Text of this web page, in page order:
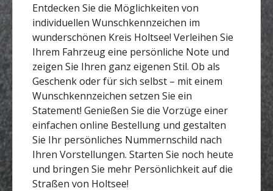
Entdecken Sie die Möglichkeiten von
individuellen Wunschkennzeichen im
wunderschönen Kreis Holtsee! Verleihen Sie
Ihrem Fahrzeug eine persönliche Note und
zeigen Sie Ihren ganz eigenen Stil. Ob als
Geschenk oder für sich selbst – mit einem
Wunschkennzeichen setzen Sie ein
Statement! Genießen Sie die Vorzüge einer
einfachen online Bestellung und gestalten
Sie Ihr persönliches Nummernschild nach
Ihren Vorstellungen. Starten Sie noch heute
und bringen Sie mehr Persönlichkeit auf die
Straßen von Holtsee!